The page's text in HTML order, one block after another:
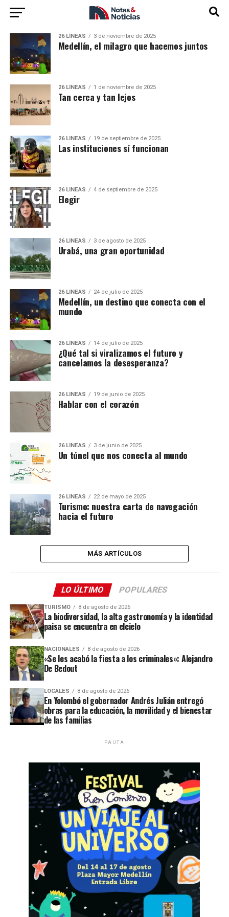
26 LÍNEAS 3 de noviembre de 2025
Medellín, el milagro que hacemos juntos
26 LÍNEAS 1 de noviembre de 2025
Tan cerca y tan lejos
26 LÍNEAS 19 de septiembre de 2025
Las instituciones sí funcionan
26 LÍNEAS 4 de septiembre de 2025
Elegir
26 LÍNEAS 3 de agosto de 2025
Urabá, una gran oportunidad
26 LÍNEAS 24 de julio de 2025
Medellín, un destino que conecta con el
mundo
26 LÍNEAS 14 de julio de 2025
¿Qué tal si viralizamos el futuro y
cancelamos la desesperanza?
26 LÍNEAS 19 de junio de 2025
Hablar con el corazón
26 LÍNEAS 3 de junio de 2025
Un túnel que nos conecta al mundo
26 LÍNEAS 22 de mayo de 2025
Turismo: nuestra carta de navegación
hacia el futuro
MÁS ARTÍCULOS
LO ÚLTIMO POPULARES
TURISMO 8 de agosto de 2026
La biodiversidad, la alta gastronomía y la identidad
paisa se encuentra en elcielo
NACIONALES 8 de agosto de 2026
«Se les acabó la fiesta a los criminales»: Alejandro
De Bedout
LOCALES 8 de agosto de 2026
En Yolombó el gobernador Andrés Julián entregó
obras para la educación, la movilidad y el bienestar
de las familias
PAUTA